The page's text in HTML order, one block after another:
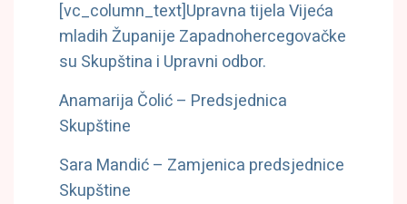
[vc_column_text]Upravna tijela Vijeća
mladih Županije Zapadnohercegovačke
su Skupština i Upravni odbor.
Anamarija Čolić – Predsjednica
Skupštine
Sara Mandić – Zamjenica predsjednice
Skupštine